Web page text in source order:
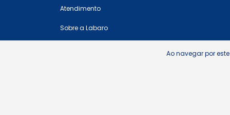
Ao navegar por
Atendimento
Sobre a Labaro